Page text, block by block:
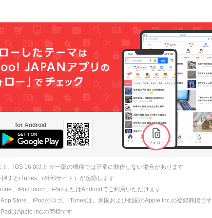
for Android
、iOS 16.0以上 ※一部の機種では正常に動作しない場合があります
押すとiTunes （外部サイト）が起動します
、iPod touch、iPadまたはAndroidでご利用いただけます
Store、iPodのロゴ、iTunesは、米国および他国のApple Inc.の登録商標です
はApple Inc.の商標です